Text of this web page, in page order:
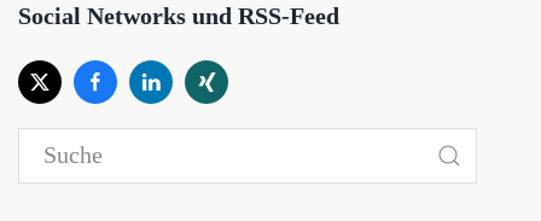
Social Networks und RSS-Feed